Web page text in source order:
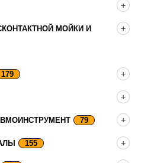
МОЙКИ И
179
79
155